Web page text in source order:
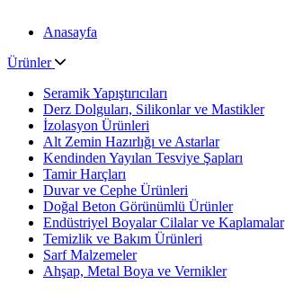
Anasayfa
Ürünler
Seramik Yapıştırıcıları
Derz Dolguları, Silikonlar ve Mastikler
İzolasyon Ürünleri
Alt Zemin Hazırlığı ve Astarlar
Kendinden Yayılan Tesviye Şapları
Tamir Harçları
Duvar ve Cephe Ürünleri
Doğal Beton Görünümlü Ürünler
Endüstriyel Boyalar Cilalar ve Kaplamalar
Temizlik ve Bakım Ürünleri
Sarf Malzemeler
Ahşap, Metal Boya ve Vernikler